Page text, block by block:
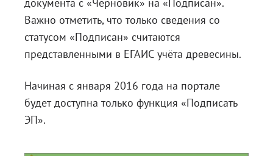
документа с «Черновик» на «Подписан».
Важно отметить, что только сведения со
статусом «Подписан» считаются
представленными в ЕГАИС учёта древесины.
Начиная с января 2016 года на портале
будет доступна только функция «Подписать
ЭП».